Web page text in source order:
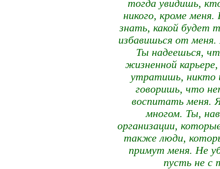
тогда увидишь,
никого, кроме
знать, какой будет
избавишься от
Ты надеешься,
жизненной
утратишь, никто
говоришь, что
воспитать меня.
многом. Ты,
организации,
также люди,
примут меня. Не
пусть не с